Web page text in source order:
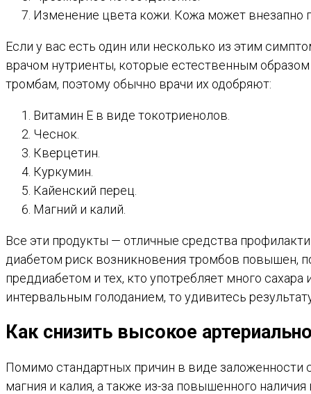
Изменение цвета кожи. Кожа может внезапно
Если у вас есть один или несколько из этим
врачом нутриенты, которые естественным
тромбам, поэтому обычно врачи их одобряют:
Витамин Е в виде токотриенолов.
Чеснок.
Кверцетин.
Куркумин.
Кайенский перец.
Магний и калий.
Все эти продукты — отличные средства
диабетом риск возникновения тромбов повышен,
преддиабетом и тех, кто употребляет много
интервальным голоданием, то удивитесь
Как снизить высокое
Помимо стандартных причин в виде заложенности
магния и калия, а также из-за повышенного